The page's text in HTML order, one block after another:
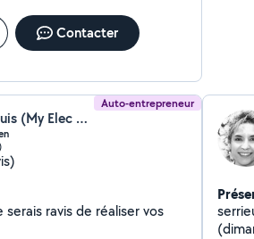
Contacter
Auto-entrepreneur
Dorian Chappuis (My Elec Renov)
ravis de réaliser vos